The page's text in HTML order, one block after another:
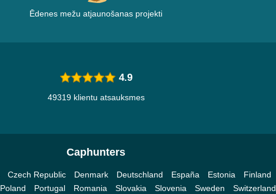
Ēdenes mežu atjaunošanas projekti
4.9
49319 klientu atsauksmes
Caphunters
Czech Republic Denmark Deutschland España Estonia Finland
Poland Portugal Romania Slovakia Slovenia Sweden Switzerland